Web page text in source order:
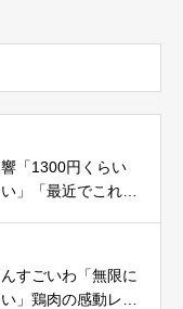
「1300円くらい
」「最近でこれが
すごいわ「無限に
」鶏肉の感動レシ